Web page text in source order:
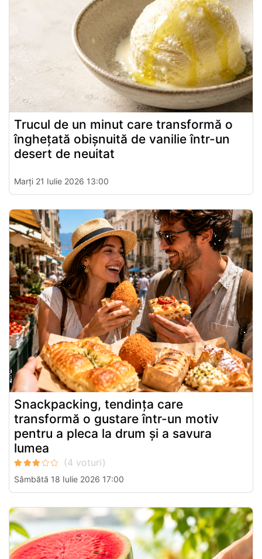
Trucul de un minut care transformă o
înghețată obișnuită de vanilie într-un
desert de neuitat
Marți 21 Iulie 2026 13:00
Snackpacking, tendința care
transformă o gustare într-un motiv
pentru a pleca la drum și a savura
lumea
Sâmbătă 18 Iulie 2026 17:00